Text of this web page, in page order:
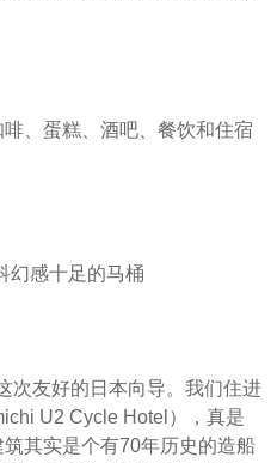
、蛋糕、酒吧、餐饮和住宿
幻感十足的马桶
次友好的日本向导。我们住进
U2 Cycle Hotel），真是
其实是个有70年历史的造船